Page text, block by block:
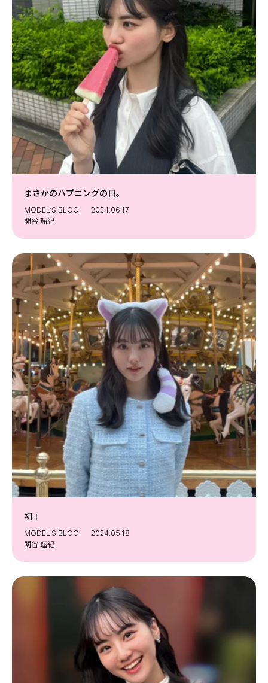
まさかのハプニングの日。 ⁡
MODEL’S BLOG
2024.06.17
関谷 瑠紀
初！
MODEL’S BLOG
2024.05.18
関谷 瑠紀